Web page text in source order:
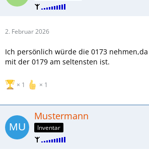
2. Februar 2026
Ich persönlich würde die 0173
mit der 0179 am seltensten ist.
1 1
Mustermann
Inventar